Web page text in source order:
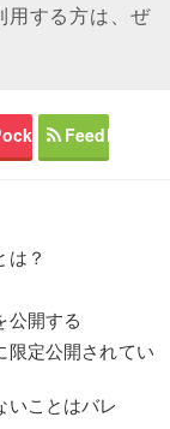
用する方は、ぜ
Feedly
は？
公開する
限定公開されてい
いことはバレ